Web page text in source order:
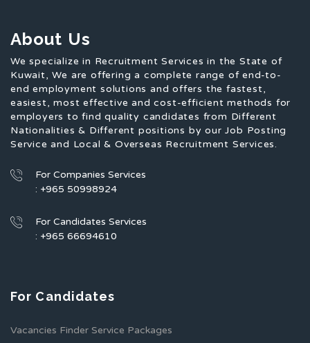
About Us
We specialize in Recruitment Services in the State of
Kuwait, We are offering a complete range of end-to-
end employment solutions and offers the fastest,
easiest, most effective and cost-efficient methods for
employers to find quality candidates from Different
Nationalities & Different positions by our Job Posting
Service and Local & Overseas Recruitment Services.
For Companies Services
: +965 50998924
For Candidates Services
: +965 66694610
For Candidates
Vacancies Finder Service Packages